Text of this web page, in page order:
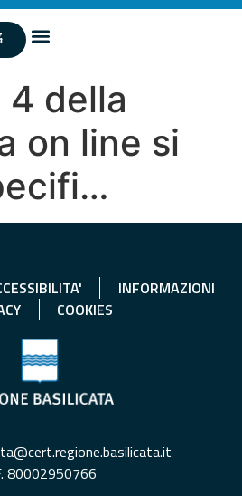
della
on line si
INFORMAZIONI
COOKIES
80002950766